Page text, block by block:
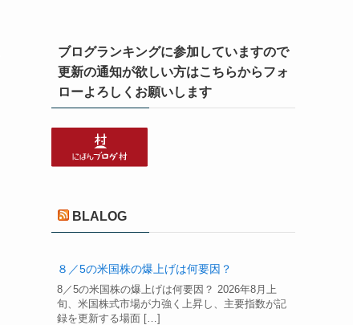
ブログランキングに参加していますので
更新の通知が欲しい方はこちらからフォ
ローよろしくお願いします
BLALOG
８／5の米国株の爆上げは何要因？
8／5の米国株の爆上げは何要因？ 2026年8月上
旬、米国株式市場が力強く上昇し、主要指数が記
録を更新する場面 […]